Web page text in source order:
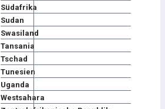
Südafrika
Sudan
Swasiland
Tansania
Tschad
Tunesien
Uganda
Westsahara